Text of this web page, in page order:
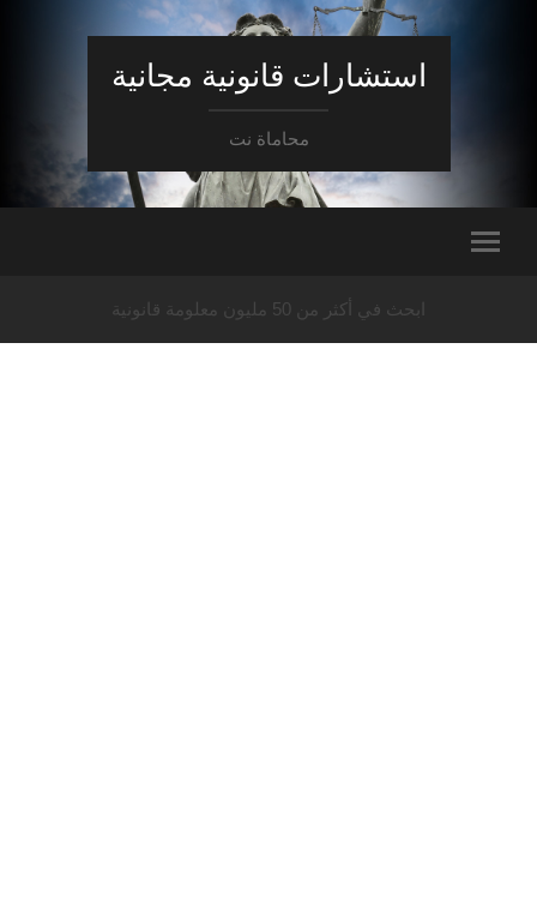
استشارات قانونية مجانية
محاماة نت
ابحث في أكثر من 50 مليون معلومة قانونية